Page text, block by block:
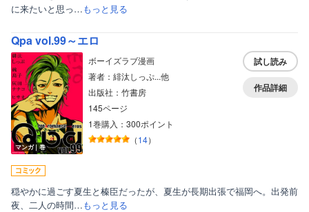
に来たいと思っ…もっと見る
Qpa vol.99～エロ
マンガ｜巻
ボーイズラブ漫画
著者：緋汰しっぷ...他
出版社：竹書房
145ページ
1巻購入：300ポイント
（14）
試し読み
作品詳細
穏やかに過ごす夏生と榛臣だったが、夏生が長期出張で福岡へ。出発前
夜、二人の時間…もっと見る